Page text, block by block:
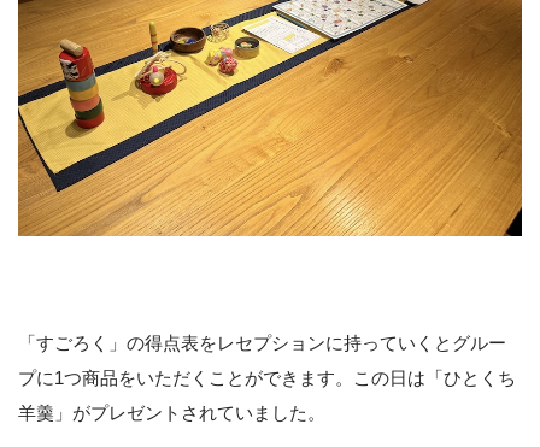
「すごろく」の得点表をレセプションに持っていくとグルー
プに1つ商品をいただくことができます。この日は「ひとくち
羊羹」がプレゼントされていました。